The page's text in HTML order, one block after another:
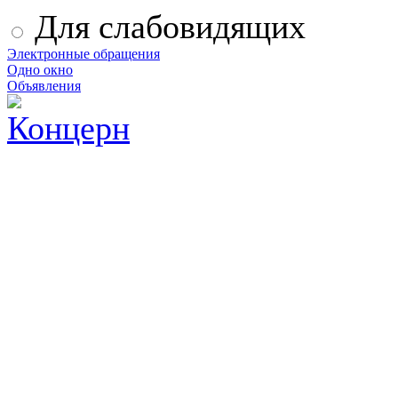
Для слабовидящих
Электронные обращения
Одно окно
Объявления